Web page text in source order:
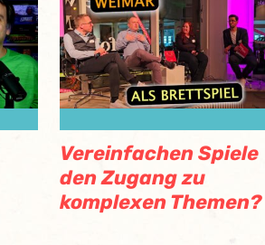
Vereinfachen Spiele
den Zugang zu
komplexen Themen?